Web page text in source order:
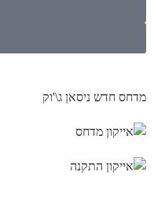
מדחס חדש ניסאן ג\'וק